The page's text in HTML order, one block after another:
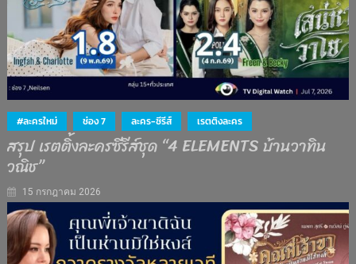
#ละครใหม่ ช่อง 7 ละคร-ซีรีส์ เรตติงละคร
สรุป เรตติ้งละครซีรีส์ชุด “4 ELEMENTS บ้านวาทิน
วณิช”
15 กรกฎาคม 2026